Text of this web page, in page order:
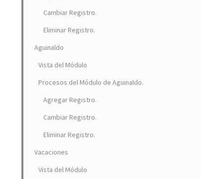
Cambiar Registro.
Eliminar Registro.
Aguinaldo
Vista del Módulo
Procesos del Módulo de Aguinaldo.
Agregar Registro.
Cambiar Registro.
Eliminar Registro.
Vacaciones
Vista del Módulo